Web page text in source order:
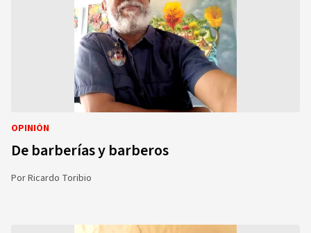
OPINIÓN
De barberías y barberos
PorRicardo Toribio